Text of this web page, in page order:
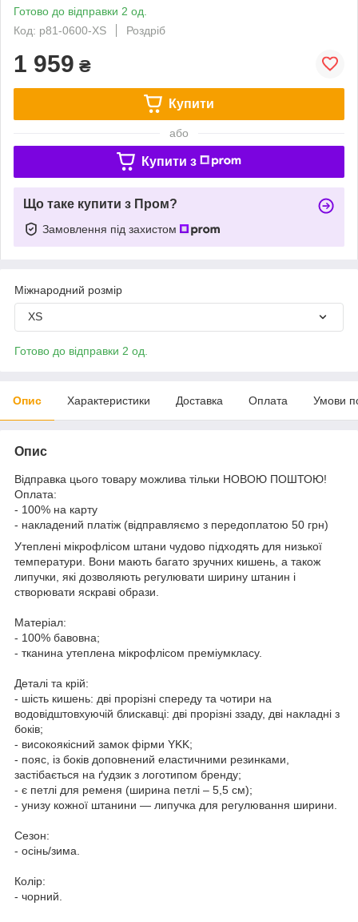
Готово до відправки 2 од.
Код: p81-0600-XS
Роздріб
1 959 ₴
Купити
або
Купити з
Що таке купити з Пром?
Замовлення під захистом
Міжнародний розмір
XS
Готово до відправки 2 од.
Опис Характеристики Доставка Оплата Умови
Опис
Відправка цього товару можлива тільки НОВОЮ ПОШТОЮ!
Оплата:
- 100% на карту
- накладений платіж (відправляємо з передоплатою 50 грн)
Утеплені мікрофлісом штани чудово підходять для низької
температури. Вони мають багато зручних кишень, а також
липучки, які дозволяють регулювати ширину штанин і
створювати яскраві образи.
Матеріал:
- 100% бавовна;
- тканина утеплена мікрофлісом преміумкласу.
Деталі та крій:
- шість кишень: дві прорізні спереду та чотири на
водовідштовхуючій блискавці: дві прорізні ззаду, дві накладні з
боків;
- високоякісний замок фірми YKK;
- пояс, із боків доповнений еластичними резинками,
застібається на ґудзик з логотипом бренду;
- є петлі для ременя (ширина петлі – 5,5 см);
- унизу кожної штанини — липучка для регулювання ширини.
Сезон:
- осінь/зима.
Колір:
- чорний.